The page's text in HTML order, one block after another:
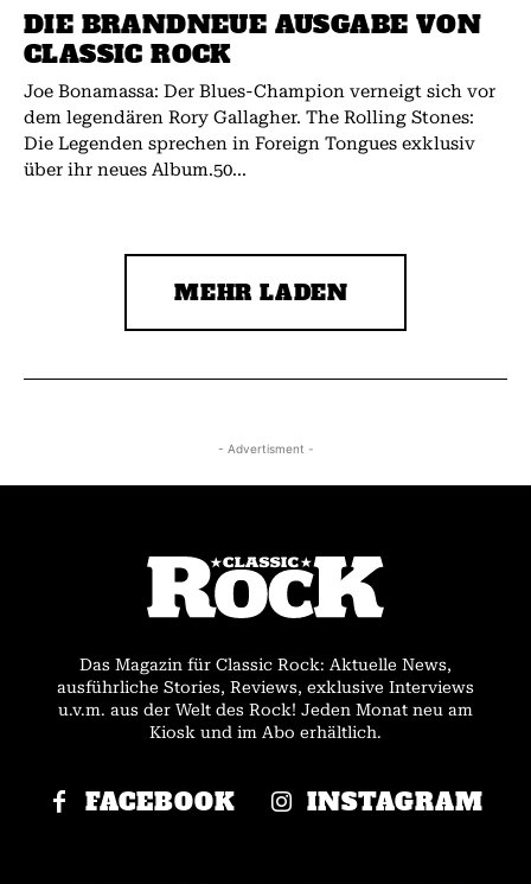
DIE BRANDNEUE AUSGABE VON
CLASSIC ROCK
Joe Bonamassa: Der Blues-Champion verneigt sich vor
dem legendären Rory Gallagher. The Rolling Stones:
Die Legenden sprechen in Foreign Tongues exklusiv
über ihr neues Album.50...
MEHR LADEN
- Advertisment -
Das Magazin für Classic Rock: Aktuelle News,
ausführliche Stories, Reviews, exklusive Interviews
u.v.m. aus der Welt des Rock! Jeden Monat neu am
Kiosk und im Abo erhältlich.
FACEBOOK INSTAGRAM